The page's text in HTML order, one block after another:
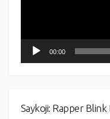
00:00
Saykoji: Rapper